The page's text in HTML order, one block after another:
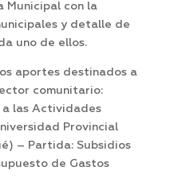
Municipal con la
y detalle de
uno de ellos.
aportes destinados a
comunitario:
a las Actividades
Provincial
– Partida: Subsidios
de Gastos